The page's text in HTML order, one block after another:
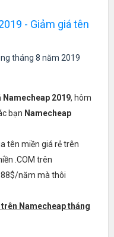
- Giảm giá tên
tháng 8 năm 2019
Namecheap 2019, hôm
bạn Namecheap
tên miền giá rẻ trên
.COM trên
năm mà thôi
Namecheap tháng